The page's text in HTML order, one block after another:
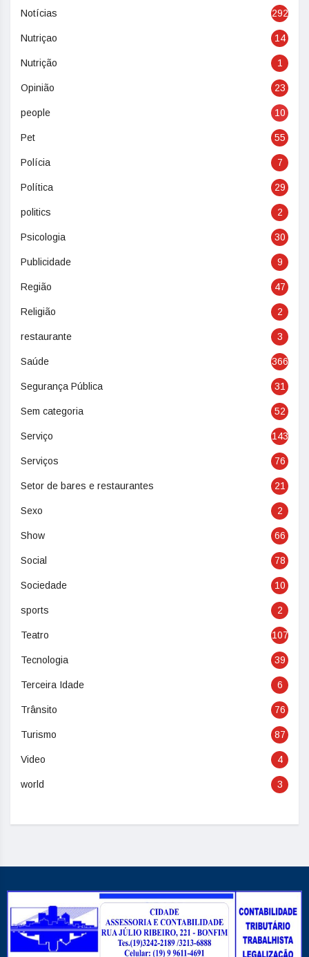
Notícias 292
Nutriçao 14
Nutrição 1
Opinião 23
people 10
Pet 55
Polícia 7
Política 29
politics 2
Psicologia 30
Publicidade 9
Região 47
Religião 2
restaurante 3
Saúde 366
Segurança Pública 31
Sem categoria 52
Serviço 143
Serviços 76
Setor de bares e restaurantes 21
Sexo 2
Show 66
Social 78
Sociedade 10
sports 2
Teatro 107
Tecnologia 39
Terceira Idade 6
Trânsito 76
Turismo 87
Video 4
world 3